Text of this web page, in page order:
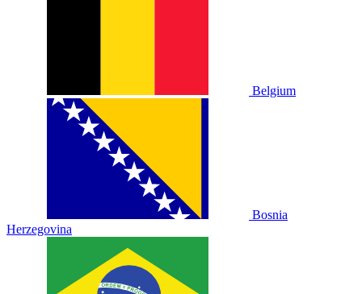
Belgium
Bosnia
Herzegovina